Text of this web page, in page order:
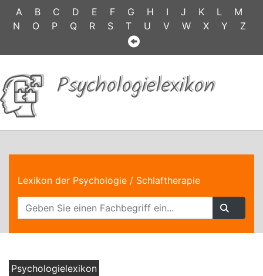
A B C D E F G H I J K L
M
N
O P Q R S T U V W X Y Z
Psychologielexikon
Lexikon der Psychologie / Schlaftherapie
Psychologielexikon